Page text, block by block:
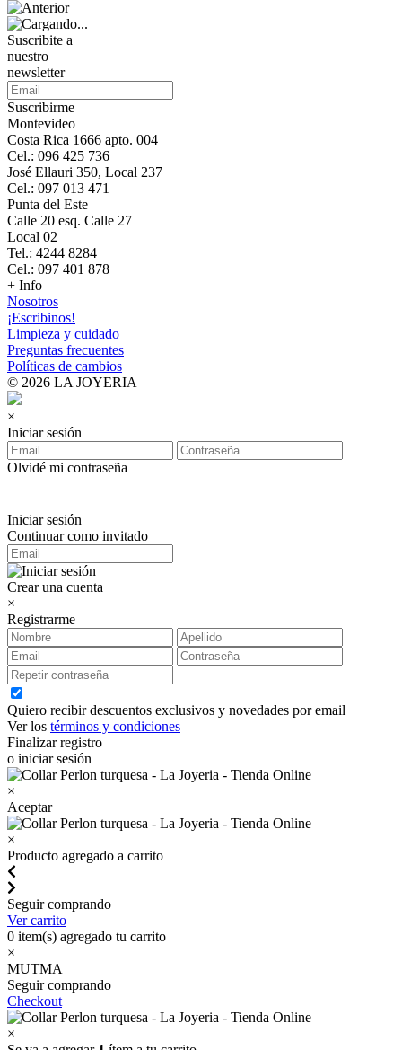
Suscribite a
nuestro
newsletter
Suscribirme
Montevideo
Costa Rica 1666 apto. 004
Cel.: 096 425 736
José Ellauri 350, Local 237
Cel.: 097 013 471
Punta del Este
Calle 20 esq. Calle 27
Local 02
Tel.: 4244 8284
Cel.: 097 401 878
+ Info
Nosotros
¡Escribinos!
Limpieza y cuidado
Preguntas frecuentes
Políticas de cambios
© 2026 LA JOYERIA
×
Iniciar sesión
Olvidé mi contraseña
Iniciar sesión
Continuar como invitado
Crear una cuenta
×
Registrarme
Quiero recibir descuentos exclusivos y novedades por email
Ver los términos y condiciones
Finalizar registro
o iniciar sesión
×
Aceptar
×
Producto agregado a carrito
Seguir comprando
Ver carrito
0 item(s) agregado tu carrito
×
MUTMA
Seguir comprando
Checkout
×